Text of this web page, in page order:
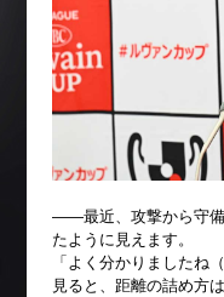
――最近、攻撃から守備
たように見えます。
「よく分かりましたね
見ると、距離の詰め方